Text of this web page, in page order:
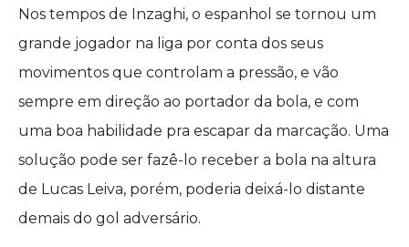
Nos tempos de Inzaghi, o espanhol se tornou um
grande jogador na liga por conta dos seus
movimentos que controlam a pressão, e vão
sempre em direção ao portador da bola, e com
uma boa habilidade pra escapar da marcação. Uma
solução pode ser fazê-lo receber a bola na altura
de Lucas Leiva, porém, poderia deixá-lo distante
demais do gol adversário.